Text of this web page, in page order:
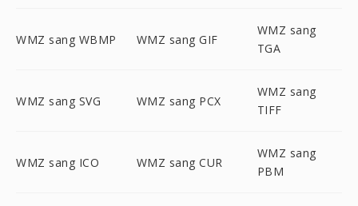
WMZ sang WBMP WMZ sang GIF
WMZ sang
TGA
WMZ sang SVG WMZ sang PCX
WMZ sang
TIFF
WMZ sang ICO WMZ sang CUR
WMZ sang
PBM